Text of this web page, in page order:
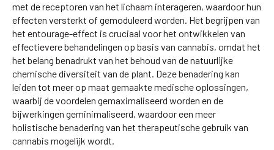
met de receptoren van het lichaam interageren, waardoor hun
effecten versterkt of gemoduleerd worden. Het begrijpen van
het entourage-effect is cruciaal voor het ontwikkelen van
effectievere behandelingen op basis van cannabis, omdat het
het belang benadrukt van het behoud van de natuurlijke
chemische diversiteit van de plant. Deze benadering kan
leiden tot meer op maat gemaakte medische oplossingen,
waarbij de voordelen gemaximaliseerd worden en de
bijwerkingen geminimaliseerd, waardoor een meer
holistische benadering van het therapeutische gebruik van
cannabis mogelijk wordt.